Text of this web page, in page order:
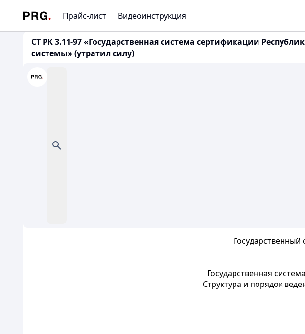
Прайс-лист Видеоинструкция
СТ РК 3.11-97 «Государственная система сертификации
системы» (утратил силу)
Государственный
Государственная
Структура и порядок